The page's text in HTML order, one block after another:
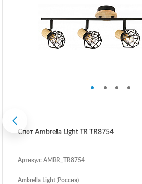
Спот Ambrella Light TR TR8754
Артикул: AMBR_TR8754
Ambrella Light (Россия)